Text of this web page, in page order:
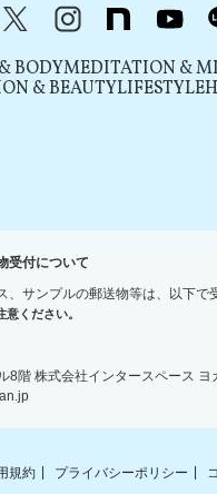
X（旧Twitter）
instagram
note
BODYMEDITATION &
& BEAUTYLIFESTYLE
受付について
サンプルの郵送物等は、以下で
ください。
階 株式会社インタースペース ヨ
規約 プライバシーポリシー